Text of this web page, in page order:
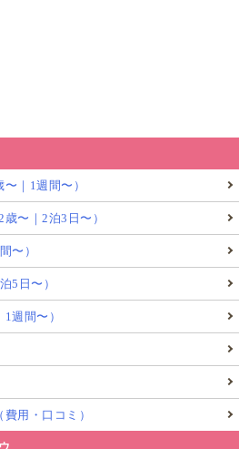
｜1週間〜）
〜｜2泊3日〜）
〜）
5日〜）
週間〜）
用・口コミ）